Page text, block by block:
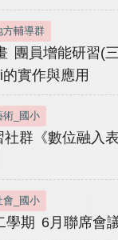
方輔導群
團員增能研習(
實作與應用
術_國小
群《數位融入
會_國小
學期 6月聯席會